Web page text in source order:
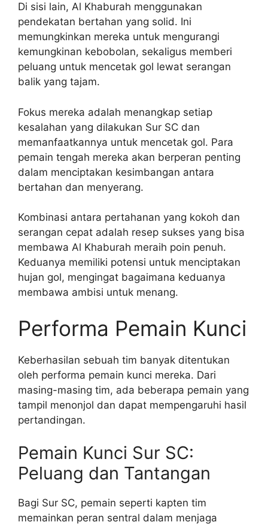
Di sisi lain, Al Khaburah menggunakan
pendekatan bertahan yang solid. Ini
memungkinkan mereka untuk mengurangi
kemungkinan kebobolan, sekaligus memberi
peluang untuk mencetak gol lewat serangan
balik yang tajam.
Fokus mereka adalah menangkap setiap
kesalahan yang dilakukan Sur SC dan
memanfaatkannya untuk mencetak gol. Para
pemain tengah mereka akan berperan penting
dalam menciptakan kesimbangan antara
bertahan dan menyerang.
Kombinasi antara pertahanan yang kokoh dan
serangan cepat adalah resep sukses yang bisa
membawa Al Khaburah meraih poin penuh.
Keduanya memiliki potensi untuk menciptakan
hujan gol, mengingat bagaimana keduanya
membawa ambisi untuk menang.
Performa Pemain Kunci
Keberhasilan sebuah tim banyak ditentukan
oleh performa pemain kunci mereka. Dari
masing-masing tim, ada beberapa pemain yang
tampil menonjol dan dapat mempengaruhi hasil
pertandingan.
Pemain Kunci Sur SC:
Peluang dan Tantangan
Bagi Sur SC, pemain seperti kapten tim
memainkan peran sentral dalam menjaga